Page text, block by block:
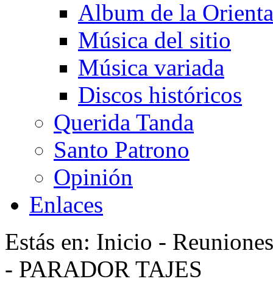
Album de la
Música del sitio
Música variada
Discos históricos
Querida Tanda
Santo Patrono
Opinión
Enlaces
Estás en: Inicio -
- PARADOR TAJES